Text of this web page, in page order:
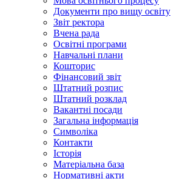
Документи про вищу освіту
Звіт ректора
Вчена рада
Освітні програми
Навчальні плани
Кошторис
Фінансовий звіт
Штатний розпис
Штатний розклад
Вакантні посади
Загальна інформація
Символіка
Контакти
Історія
Матеріальна база
Нормативні акти